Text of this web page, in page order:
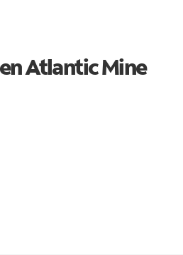
Atlantic Mine